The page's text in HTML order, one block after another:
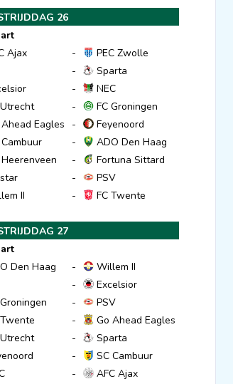
26
Ajax
-
PEC Zwolle
-
Sparta
-
NEC
-
FC Groningen
Eagles
-
Feyenoord
-
ADO Den Haag
-
Fortuna Sittard
-
PSV
II
- FC Twente
27
Den Haag
-
Willem II
-
Excelsior
-
PSV
-
Go Ahead Eagles
-
Sparta
-
SC Cambuur
-
AFC Ajax